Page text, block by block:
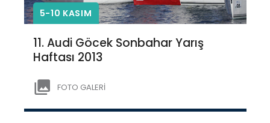
5-10 KASIM
11. Audi Göcek Sonbahar Yarış
Haftası 2013
FOTO GALERİ